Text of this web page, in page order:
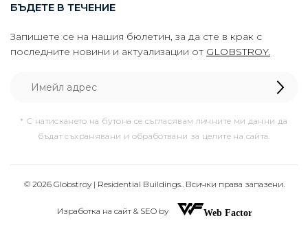
БЪДЕТЕ В ТЕЧЕНИЕ
Запишете се на нашия бюлетин, за да сте в крак с
последните новини и актуализации от GLOBSTROY.
* С натискането на бутона се съгласявам личните ми данни да
бъдат съхранявани и обработвани за целите на сайта.
© 2026 Globstroy | Residential Buildings.. Всички права запазени.
Изработка на сайт & SEO by